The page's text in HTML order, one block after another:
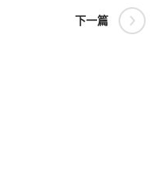
下一篇